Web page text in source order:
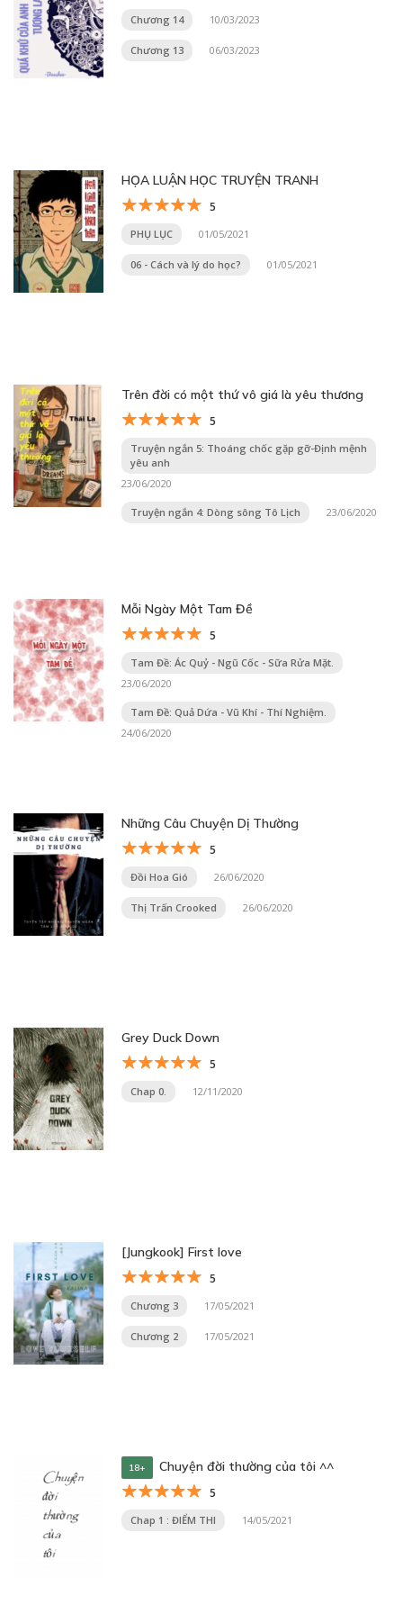
Chương 14 10/03/2023
Chương 13 06/03/2023
HỌA LUẬN HỌC TRUYỆN TRANH
5
PHỤ LỤC 01/05/2021
06 - Cách và lý do học? 01/05/2021
Trên đời có một thứ vô giá là yêu thương
5
Truyện ngắn 5: Thoáng chốc gặp gỡ-Định mệnh
yêu anh
23/06/2020
Truyện ngắn 4: Dòng sông Tô Lịch 23/06/2020
Mỗi Ngày Một Tam Đề
5
Tam Đề: Ác Quỷ - Ngũ Cốc - Sữa Rửa Mặt.
23/06/2020
Tam Đề: Quả Dứa - Vũ Khí - Thí Nghiệm.
24/06/2020
Những Câu Chuyện Dị Thường
5
Đồi Hoa Gió 26/06/2020
Thị Trấn Crooked 26/06/2020
Grey Duck Down
5
Chap 0. 12/11/2020
[Jungkook] First love
5
Chương 3 17/05/2021
Chương 2 17/05/2021
18+ Chuyện đời thường của tôi ^^
5
Chap 1 : ĐIỂM THI 14/05/2021